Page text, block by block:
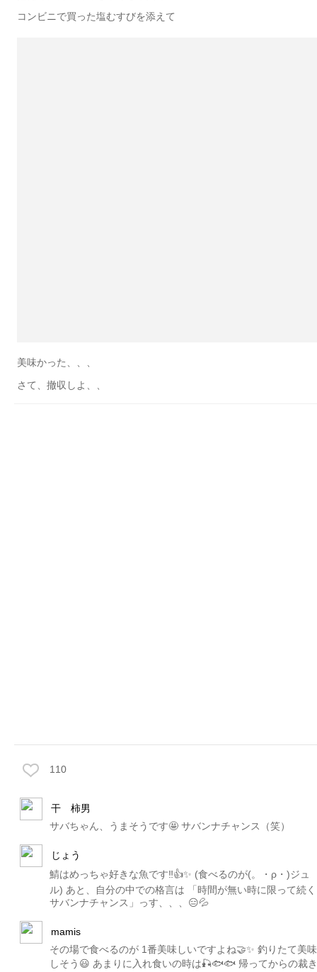
コンビニで買った塩むすびを添えて
美味かった、、、
さて、撤収しよ、、
110
干 柿男
サバちゃん、うまそうです🤩 サバンナチャンス（笑）
じょう
鯖はめっちゃ好きな魚です‼️👍✨ (食べるのが(。・ρ・)ジュ
ル) あと、自分の中での格言は 「時間が無い時に限って続く
サバンナチャンス」っす、、、😑💦
mamis
その場で食べるのが 1番美味しいですよね🤝✨ 釣りたて美味
しそう😃 あまりに入れ食いの時は🎣🐟🐟 帰ってからの裁き